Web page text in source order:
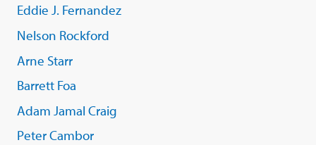
Eddie J. Fernandez
Nelson Rockford
Arne Starr
Barrett Foa
Adam Jamal Craig
Peter Cambor